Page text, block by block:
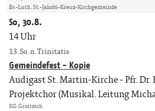
Ev.-Luth. St.-Jakobi-Kreuz-Kirchgemeinde
So, 30.8.
14 Uhr
13. So. n. Trinitatis
Gemeindefest - Kopie
Audigast St. Martin-Kirche Pfr.
Projektchor (Musikal. Leitung
KG Groitzsch